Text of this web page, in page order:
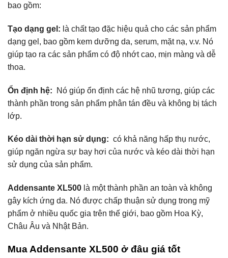
bao gồm:
Tạo dạng gel: là chất tạo đặc hiệu quả cho các sản phẩm
dạng gel, bao gồm kem dưỡng da, serum, mặt nạ, v.v. Nó
giúp tạo ra các sản phẩm có độ nhớt cao, mịn màng và dễ
thoa.
Ổn định hệ: Nó giúp ổn định các hệ nhũ tương, giúp các
thành phần trong sản phẩm phân tán đều và không bị tách
lớp.
Kéo dài thời hạn sử dụng: có khả năng hấp thụ nước,
giúp ngăn ngừa sự bay hơi của nước và kéo dài thời hạn
sử dụng của sản phẩm.
Addensante XL500 là một thành phần an toàn và không
gây kích ứng da. Nó được chấp thuận sử dụng trong mỹ
phẩm ở nhiều quốc gia trên thế giới, bao gồm Hoa Kỳ,
Châu Âu và Nhật Bản.
Mua Addensante XL500 ở đâu giá tốt